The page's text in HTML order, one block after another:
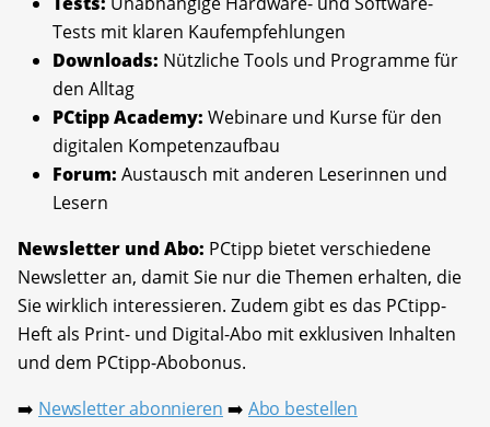
Tests mit klaren Kaufempfehlungen
Downloads: Nützliche Tools und Programme für
den Alltag
PCtipp Academy: Webinare und Kurse für den
digitalen Kompetenzaufbau
Forum: Austausch mit anderen Leserinnen und
Lesern
Newsletter und Abo: PCtipp bietet verschiedene
Newsletter an, damit Sie nur die Themen erhalten, die
Sie wirklich interessieren. Zudem gibt es das PCtipp-
Heft als Print- und Digital-Abo mit exklusiven Inhalten
und dem PCtipp-Abobonus.
➡️ Newsletter abonnieren ➡️ Abo bestellen